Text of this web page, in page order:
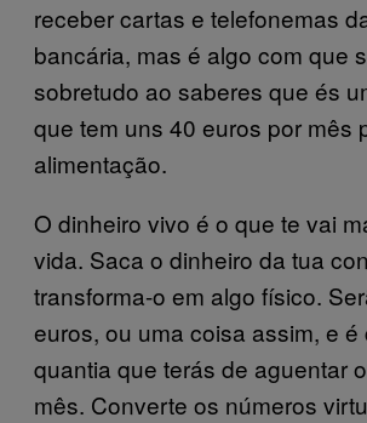
receber cartas e telefonemas
bancária, mas é algo com que
sobretudo ao saberes que és
que tem uns 40 euros por mês
alimentação.
O dinheiro vivo é o que te vai
vida. Saca o dinheiro da tua
transforma-o em algo físico.
euros, ou uma coisa assim, e é
quantia que terás de aguentar
mês. Converte os números